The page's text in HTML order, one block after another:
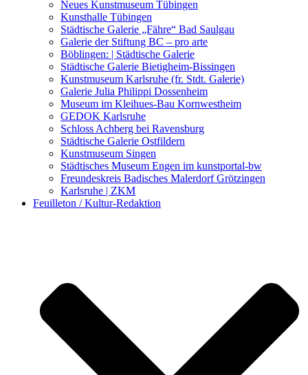
Kunstwettbewerbe, Ausschreibungen für Künstler
Neues Kunstmuseum Tübingen
Kunsthalle Tübingen
Städtische Galerie „Fähre“ Bad Saulgau
Galerie der Stiftung BC – pro arte
Böblingen: | Städtische Galerie
Städtische Galerie Bietigheim-Bissingen
Kunstmuseum Karlsruhe (fr. Stdt. Galerie)
Galerie Julia Philippi Dossenheim
Museum im Kleihues-Bau Kornwestheim
GEDOK Karlsruhe
Schloss Achberg bei Ravensburg
Städtische Galerie Ostfildern
Kunstmuseum Singen
Städtisches Museum Engen im kunstportal-bw
Freundeskreis Badisches Malerdorf Grötzingen
Karlsruhe | ZKM
Feuilleton / Kultur-Redaktion